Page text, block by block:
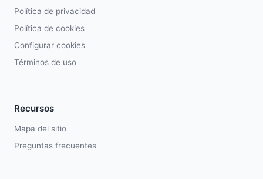
Política de privacidad
Política de cookies
Configurar cookies
Términos de uso
Recursos
Mapa del sitio
Preguntas frecuentes